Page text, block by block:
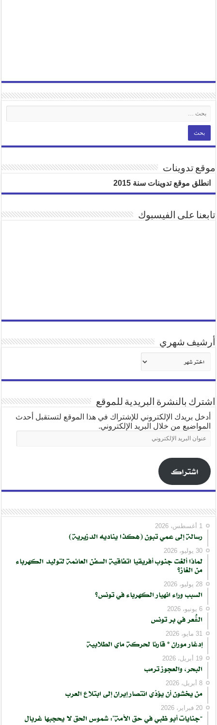
موقع تدوينات
انطلق موقع تدوينات سنة 2015
تابعنا على الفيسبوك
أرشيف شهري
شهري
اشترك بالنشرة البريدية للموقع
أدخل بريدك الإلكتروني للإشتراك في هذا الموقع لتستقبل أحدث
المواضيع من خلال البريد الإلكتروني.
عنوان
البريد
اشتراك
1 أغسطس، 2026
رسالة إلى عمي تبون (هكذا يناديه الدزيرية)
30 يوليو، 2026
لماذا ألغت جنوب أفريقيا اتفاقية السفن العائمة لتوليد الكهرباء
من الغاز؟
28 يوليو، 2026
السبب وراء انهيار الكهرباء في تونس؟
6 يونيو، 2026
الڨُعر في بر تونس
31 مايو، 2026
إدغار موران * قارئا لحركة ماي الطلابية
19 أبريل، 2026
البحر، والعجوز ترمب
8 أبريل، 2026
من يخشون أن يؤدّي انتصار إيران إلى ابتلاع العرب
20 فبراير، 2026
“جنايات أبو ظبي في حق الأمة”: شموس الحق لا يحجبها غربال